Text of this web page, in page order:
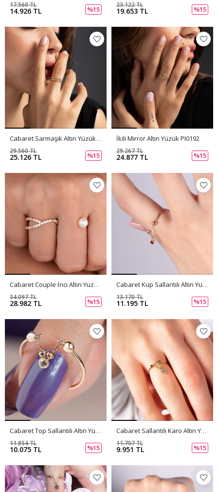
14.926 TL
17.560 TL
%15 19.653 TL
23.122 TL
%15
Cabaret Sarmaşık Altın Yüzük PI0193
25.126 TL
29.560 TL
%15
İkili Mirror Altın Yüzük PI0192
24.877 TL
29.267 TL
%15
Cabaret Couple İnci Altın Yüzük PI0191
28.982 TL
34.097 TL
%15
Cabaret Küp Sallantılı Altın Yüzük PI0190
11.195 TL
13.170 TL
%15
Cabaret Top Sallantılı Altın Yüzük PI0189
10.075 TL
11.854 TL
%15
Cabaret Sallantılı Karo Altın Yüzük PI0188
9.951 TL
11.707 TL
%15